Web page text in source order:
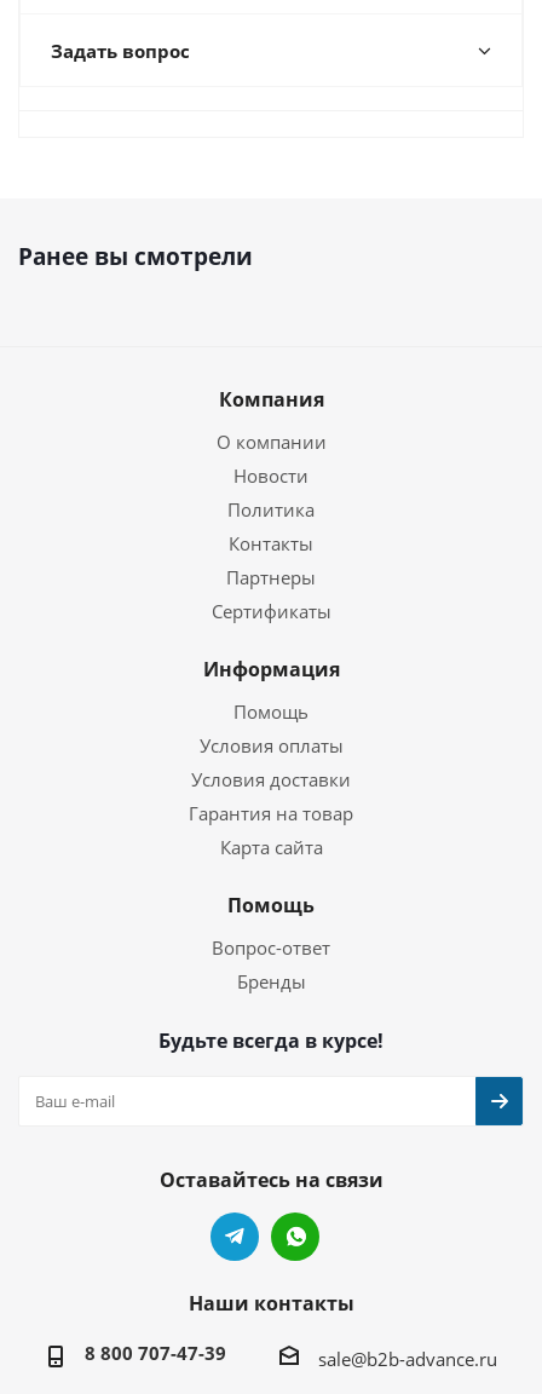
Задать вопрос
Ранее вы смотрели
Компания
О компании
Новости
Политика
Контакты
Партнеры
Сертификаты
Информация
Помощь
Условия оплаты
Условия доставки
Гарантия на товар
Карта сайта
Помощь
Вопрос-ответ
Бренды
Будьте всегда в курсе!
Оставайтесь на связи
Наши контакты
8 800 707-47-39 sale@b2b-advance.ru